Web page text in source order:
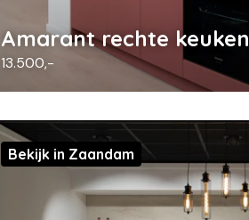
Amarant rechte keuken
13.500,-
Bekijk in Zaandam